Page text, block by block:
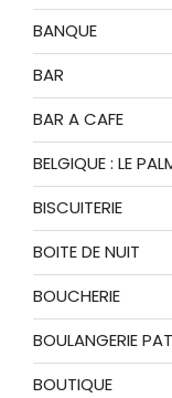
BANQUE
BAR
BAR A CAFE
BELGIQUE : LE
BISCUITERIE
BOITE DE NUIT
BOUCHERIE
BOULANGERIE
BOUTIQUE